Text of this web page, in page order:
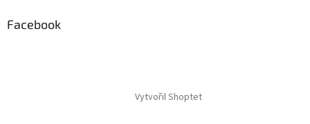
Facebook
Vytvořil Shoptet